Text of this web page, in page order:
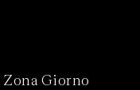
Zona Giorno